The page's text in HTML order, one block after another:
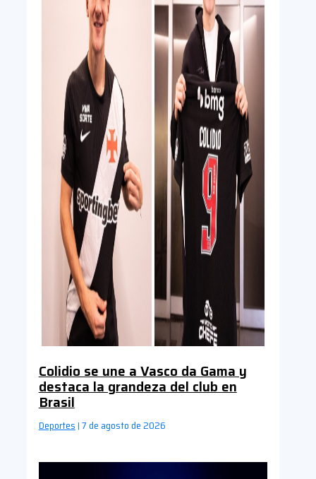
Colidio se une a Vasco da Gama y
destaca la grandeza del club en
Brasil
Deportes | 7 de agosto de 2026